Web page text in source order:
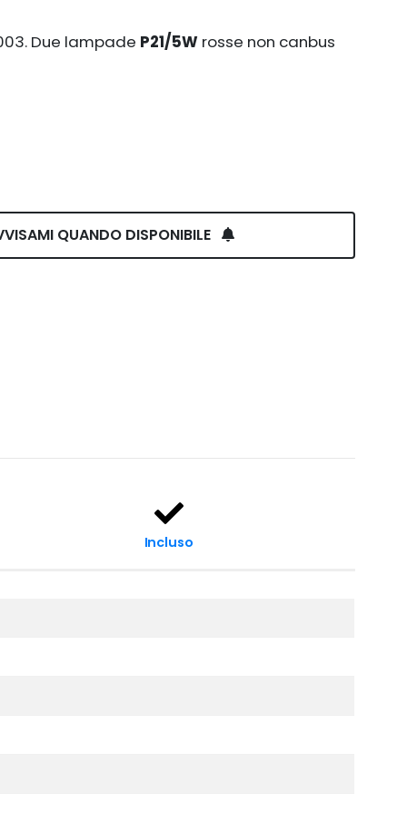
Due lampade P21/5Wrosse non canbus
QUANDO DISPONIBILE
Incluso